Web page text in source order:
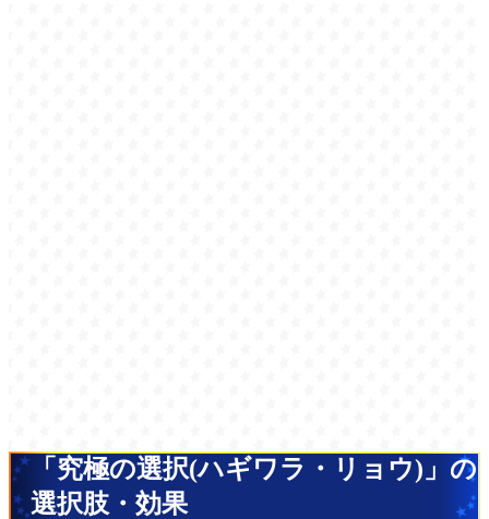
「究極の選択(ハギワラ・リョウ)」の
選択肢・効果